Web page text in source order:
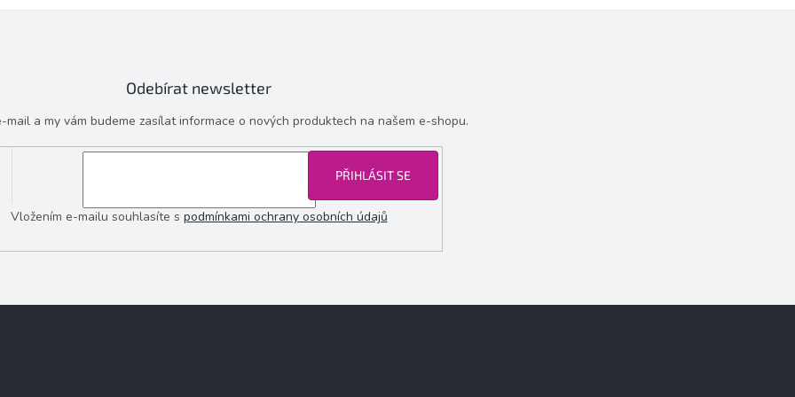
Odebírat newsletter
mail a my vám budeme zasílat informace o nových produktech na našem e-shopu.
Vložením e-mailu souhlasíte s podmínkami ochrany osobních údajů
PŘIHLÁSIT SE